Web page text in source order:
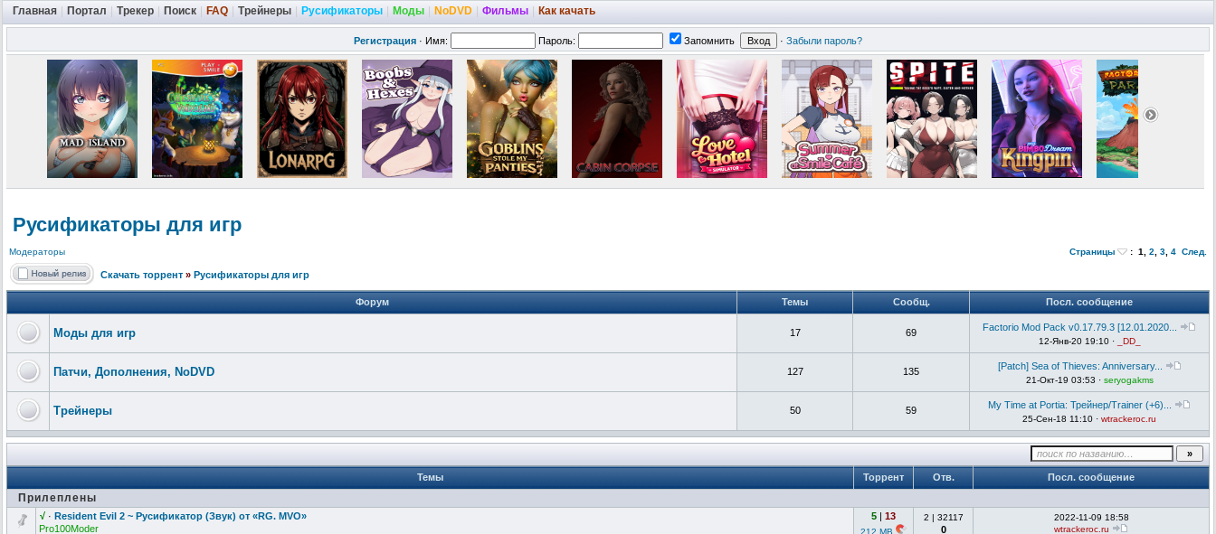
Главная Портал Трекер Поиск FAQ Трейнеры Русификаторы Моды NoDVD Фильмы Как качать
Регистрация · Имя: Пароль: Запомнить · Забыли пароль?
Русификаторы для игр
Модераторы Страницы : 1 2 3 4 След.
Скачать торрент » Русификаторы для игр
Форум Темы Сообщ. Посл. сообщение
Моды для игр 17 69 Factorio Mod Pack v0.17.79.3 [12.01.2020...
12-Янв-20 19:10 · _DD_
Патчи, Дополнения, NoDVD 127 135 [Patch] Sea of Thieves: Anniversary...
21-Окт-19 03:53 · seryogakms
Трейнеры 50 59 My Time at Portia: Трейнер/Trainer (+6)...
25-Сен-18 11:10 · wtrackeroc.ru
Темы Торрент Отв. Посл. сообщение
Прилеплены
√ · Resident Evil 2 ~ Русификатор (Звук) от «RG. MVO»
Pro100Moder
5 | 13
212 MB
2 | 32117
0
2022-11-09 18:58
wtrackeroc.ru